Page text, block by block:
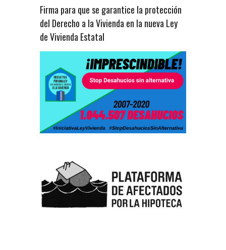
Firma para que se garantice la protección
del Derecho a la Vivienda en la nueva Ley
de Vivienda Estatal